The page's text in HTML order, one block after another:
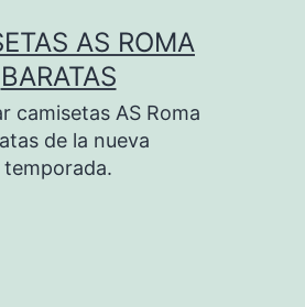
AS ROMA
BARATAS
camisetas AS Roma
de la nueva
temporada.